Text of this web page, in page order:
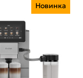
Новинка